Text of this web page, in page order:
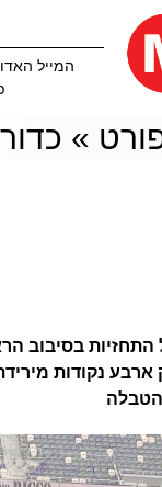
המייל
»
בסיבוב
ארבע נקודות